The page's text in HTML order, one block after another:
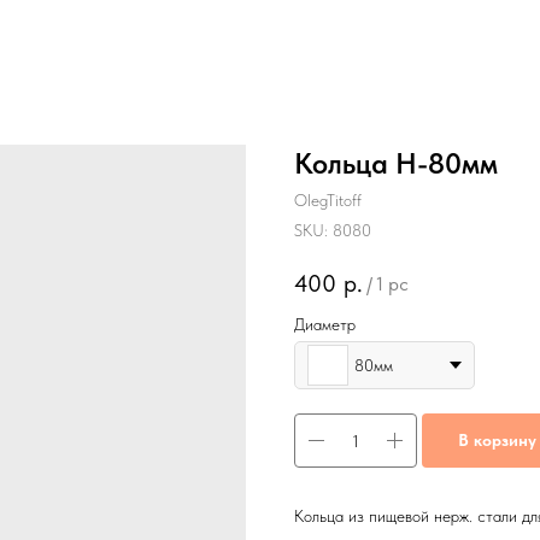
Кольца Н-80мм
OlegTitoff
SKU: 8080
400 р. / 1 pc
Диаметр
80мм
В корзину
Кольца из пищевой нерж. стали